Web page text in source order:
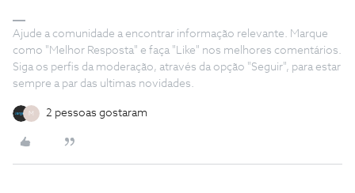
Ajude a comunidade a encontrar informação relevante. Marque
como "Melhor Resposta" e faça "Like" nos melhores comentários.
Siga os perfis da moderação, através da opção "Seguir", para estar
sempre a par das ultimas novidades.
M 2 pessoas gostaram